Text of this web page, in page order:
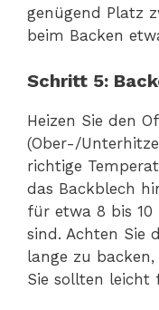
genügend Platz
beim Backen
Schritt 5:
Heizen Sie den
(Ober-/
richtige
das Backblech
für etwa 8 bis 10
sind. Achten Sie
lange zu
Sie sollten leicht